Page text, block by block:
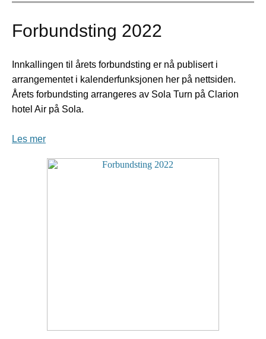
Forbundsting 2022
Innkallingen til årets forbundsting er nå publisert i
arrangementet i kalenderfunksjonen her på nettsiden.
Årets forbundsting arrangeres av Sola Turn på Clarion
hotel Air på Sola.
Les mer